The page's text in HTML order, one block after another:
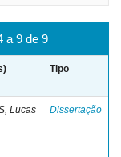
a 9 de 9
Tipo
Lucas
Dissertação